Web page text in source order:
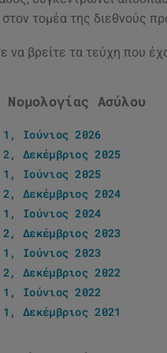
τομέα της διεθνούς
να βρείτε τα τεύχη που
Ασύλου
1, Ιούνιος 2026
2, Δεκέμβριος 2025
1, Ιούνιος 2025
2, Δεκέμβριος 2024
1, Ιούνιος 2024
2, Δεκέμβριος 2023
1, Ιούνιος 2023
Δεκέμβριος 2022
1, Ιούνιος 2022
Δεκέμβριος 2021